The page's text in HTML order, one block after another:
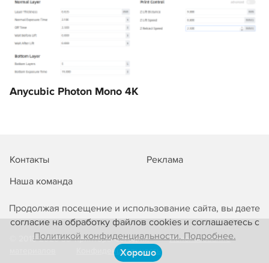
Продолжая посещение и использование сайта, вы даете
согласие на обработку файлов cookies и соглашаетесь с
Политикой конфиденциальности. Подробнее.
Хорошо
Anycubic Photon Mono 4K
Контакты
Реклама
Наша команда
© 2013-2026 3D-принтеры сегодня!
Использование
Конфиденциальность